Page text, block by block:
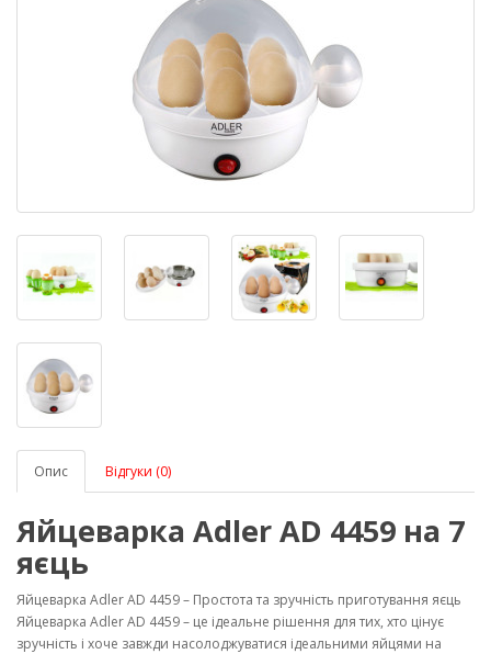
Опис Відгуки (0)
Яйцеварка Adler AD 4459 на 7
яєць
Яйцеварка Adler AD 4459 – Простота та зручність приготування яєць
Яйцеварка Adler AD 4459 – це ідеальне рішення для тих, хто цінує
зручність і хоче завжди насолоджуватися ідеальними яйцями на